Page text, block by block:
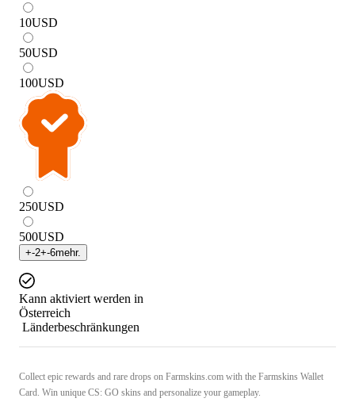
10USD
50USD
100USD
250USD
500USD
+-2+-6mehr.
Kann aktiviert werden in
Österreich
Länderbeschränkungen
Collect epic rewards and rare drops on Farmskins.com with the Farmskins Wallet
Card. Win unique CS: GO skins and personalize your gameplay.